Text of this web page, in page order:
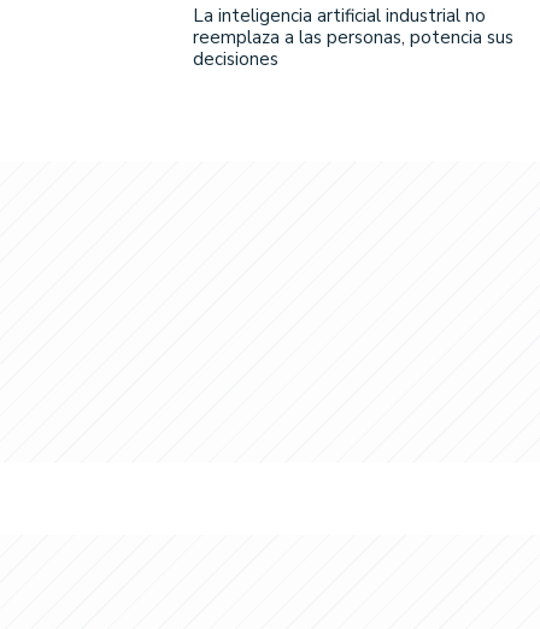
La inteligencia artificial industrial no
reemplaza a las personas, potencia sus
decisiones